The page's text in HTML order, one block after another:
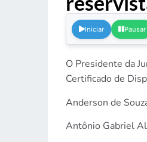
Iniciar Pausar
O Presidente da
Certificado de
Anderson de
Antônio Gabriel